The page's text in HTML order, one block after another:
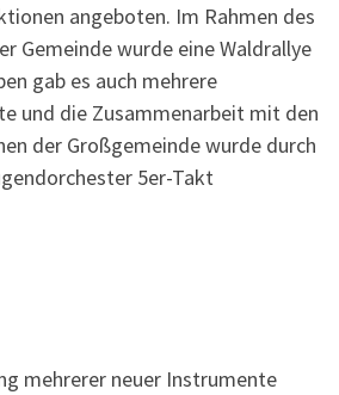
angeboten. Im Rahmen des
Gemeinde wurde eine Waldrallye
gab es auch mehrere
und die Zusammenarbeit mit den
der Großgemeinde wurde durch
5er-Takt
mehrerer neuer Instrumente